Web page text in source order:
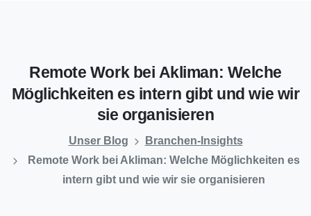
Remote Work bei Akliman: Welche
Möglichkeiten es intern gibt und wie wir
sie organisieren
Unser Blog
Branchen-Insights
Remote Work bei Akliman: Welche Möglichkeiten es
intern gibt und wie wir sie organisieren